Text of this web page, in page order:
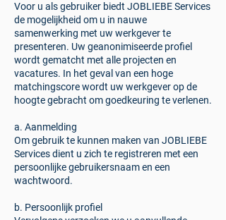
Voor u als gebruiker biedt JOBLIEBE Services
de mogelijkheid om u in nauwe
samenwerking met uw werkgever te
presenteren. Uw geanonimiseerde profiel
wordt gematcht met alle projecten en
vacatures. In het geval van een hoge
matchingscore wordt uw werkgever op de
hoogte gebracht om goedkeuring te verlenen.
a. Aanmelding
Om gebruik te kunnen maken van JOBLIEBE
Services dient u zich te registreren met een
persoonlijke gebruikersnaam en een
wachtwoord.
b. Persoonlijk profiel